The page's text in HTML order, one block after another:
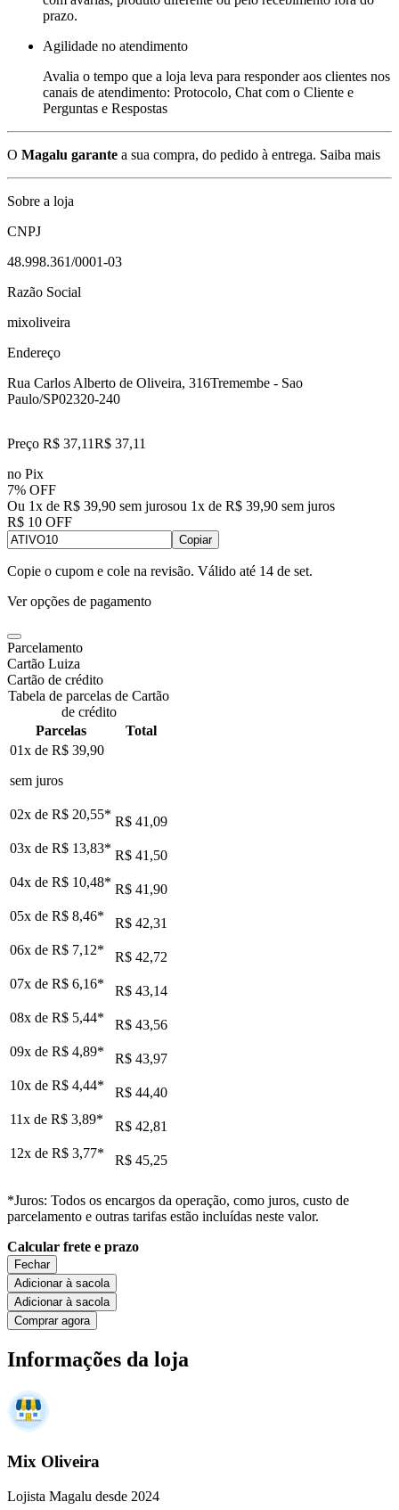
prazo.
Agilidade no atendimento
Avalia o tempo que a loja leva para responder aos clientes nos
canais de atendimento: Protocolo, Chat com o Cliente e
Perguntas e Respostas
O Magalu garante a sua compra, do pedido à entrega. Saiba mais
Sobre a loja
CNPJ
48.998.361/0001-03
Razão Social
mixoliveira
Endereço
Rua Carlos Alberto de Oliveira, 316Tremembe - Sao
Paulo/SP02320-240
Preço R$ 37,11R$ 37,11
no Pix
7% OFF
Ou 1x de R$ 39,90 sem jurosou 1x de R$ 39,90 sem juros
R$ 10 OFF
Copiar
Copie o cupom e cole na revisão. Válido até 14 de set.
Ver opções de pagamento
Parcelamento
Cartão Luiza
Cartão de crédito
Tabela de parcelas de Cartão
de crédito
Parcelas
Total
01x de R$ 39,90
sem juros
02x de R$ 20,55* R$ 41,09
03x de R$ 13,83* R$ 41,50
04x de R$ 10,48* R$ 41,90
05x de R$ 8,46*
R$ 42,31
06x de R$ 7,12*
R$ 42,72
07x de R$ 6,16*
R$ 43,14
08x de R$ 5,44*
R$ 43,56
09x de R$ 4,89*
R$ 43,97
10x de R$ 4,44*
R$ 44,40
11x de R$ 3,89*
R$ 42,81
12x de R$ 3,77* R$ 45,25
*Juros: Todos os encargos da operação, como juros, custo de
parcelamento e outras tarifas estão incluídas neste valor.
Calcular frete e prazo
Fechar
Adicionar à sacola
Adicionar à sacola
Comprar agora
Informações da loja
Mix Oliveira
Lojista Magalu desde 2024